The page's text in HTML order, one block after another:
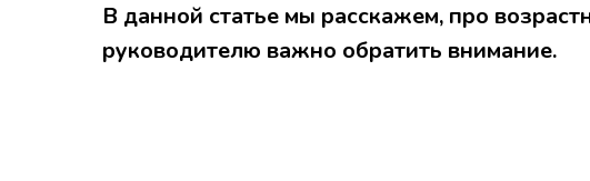
В данной статье мы расскажем, про
руководителю важно обратить внимание.